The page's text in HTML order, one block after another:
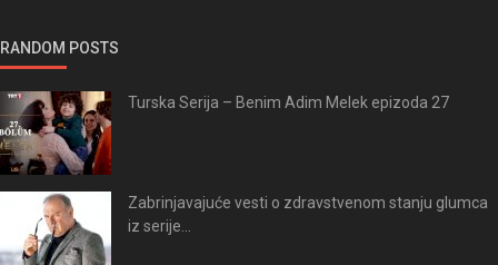
RANDOM POSTS
Turska Serija – Benim Adim Melek epizoda 27
Zabrinjavajuće vesti o zdravstvenom stanju glumca
iz serije...